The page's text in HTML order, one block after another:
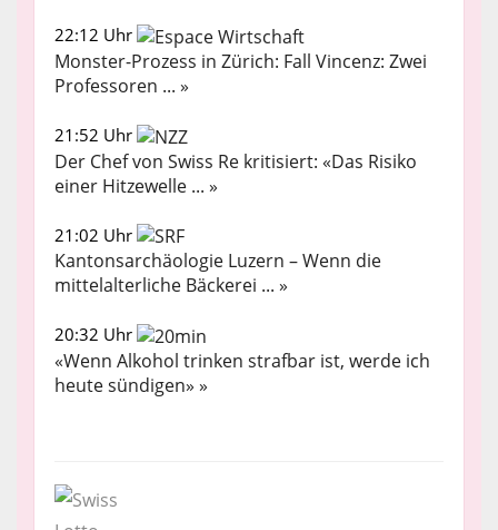
22:12 Uhr
Monster-Prozess in Zürich: Fall Vincenz: Zwei
Professoren ... »
21:52 Uhr
Der Chef von Swiss Re kritisiert: «Das Risiko
einer Hitzewelle ... »
21:02 Uhr
Kantonsarchäologie Luzern – Wenn die
mittelalterliche Bäckerei ... »
20:32 Uhr
«Wenn Alkohol trinken strafbar ist, werde ich
heute sündigen» »